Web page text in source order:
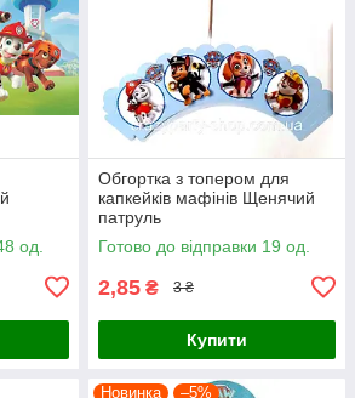
од.
Обгортка з топером для
капкейків мафінів Щенячий
патруль
Готово до відправки 19 од.
2,85 ₴ 3 ₴
Купити
Новинка –5%